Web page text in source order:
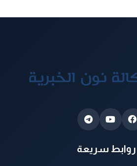
روابط سريعة